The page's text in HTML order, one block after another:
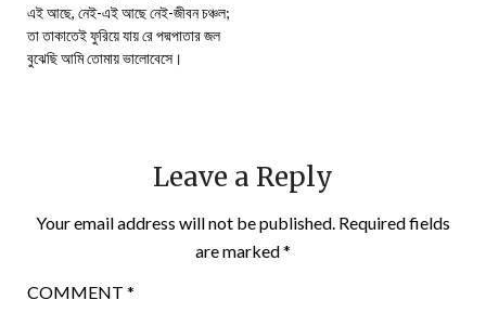
এই আছে, নেই-এই আছে নেই-জীবন চঞ্চল;
তা তাকাতেই ফুরিয়ে যায় রে পদ্মপাতার জল
বুঝেছি আমি তোমায় ভালোবেসে।
Leave a Reply
Your email address will not be published. Required fields
are marked*
COMMENT *